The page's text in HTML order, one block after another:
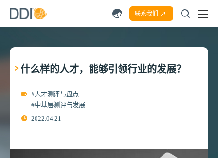
联系我们
什么样的人才，能够引领行业的发展？
#人才测评与盘点
#中基层测评与发展
2022.04.21